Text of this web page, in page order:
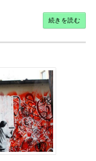
続きを読む